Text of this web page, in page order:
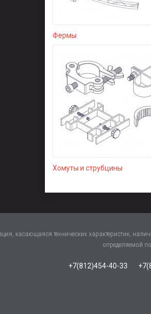
Фермы
Хомуты и струбцины
касающаяся технических характеристик,
определяемой
+7(812)454-40-33